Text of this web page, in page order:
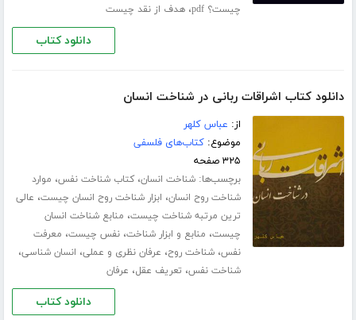
چیست؟ pdf
،هدف از نقد چیست
دانلود کتاب
دانلود کتاب اشراقات ربانی در شناخت انسان
از: عباس کلهر
موضوع:کتاب‌های فلسفی
۳۲۵ صفحه
برچسب‌ها:شناخت انسان،کتاب شناخت نفس، موارد
شناخت روح انسان، ابزار شناخت روح انسان چیست، عالی
ترین مرتبه شناخت چیست، منابع شناخت انسان
چیست، منابع و ابزار شناخت،نفس چیست، معرفت
نفس،شناخت روح، عرفان نظری و عملی، انسان شناسی،
شناخت نفس، تعریف عقل، عرفان
دانلود کتاب